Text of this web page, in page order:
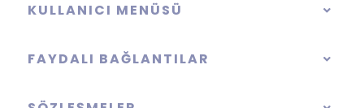
KULLANICI MENÜSÜ
FAYDALI BAĞLANTILAR